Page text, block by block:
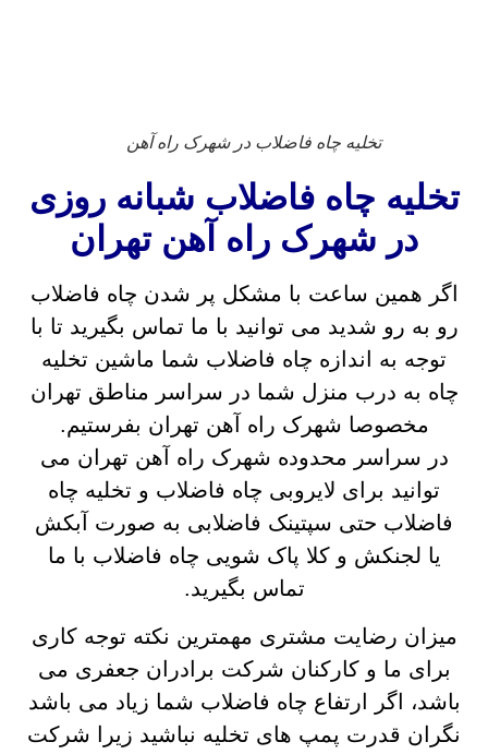
تخلیه چاه فاضلاب در شهرک راه آهن
تخلیه چاه فاضلاب شبانه روزی
در شهرک راه آهن تهران
اگر همین ساعت با مشکل پر شدن چاه فاضلاب
رو به رو شدید می توانید با ما تماس بگیرید تا با
توجه به اندازه چاه فاضلاب شما ماشین تخلیه
چاه به درب منزل شما در سراسر مناطق تهران
مخصوصا شهرک راه آهن تهران بفرستیم.
در سراسر محدوده شهرک راه آهن تهران می
توانید برای لایروبی چاه فاضلاب و تخلیه چاه
فاضلاب حتی سپتینک فاضلابی به صورت آبکش
یا لجنکش و کلا پاک شویی چاه فاضلاب با ما
تماس بگیرید.
میزان رضایت مشتری مهمترین نکته توجه کاری
برای ما و کارکنان شرکت برادران جعفری می
باشد، اگر ارتفاع چاه فاضلاب شما زیاد می باشد
نگران قدرت پمپ های تخلیه نباشید زیرا شرکت